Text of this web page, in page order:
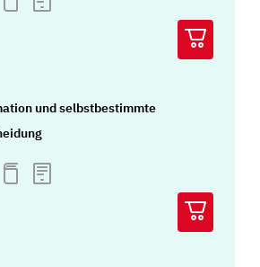
und selbstbestimmte